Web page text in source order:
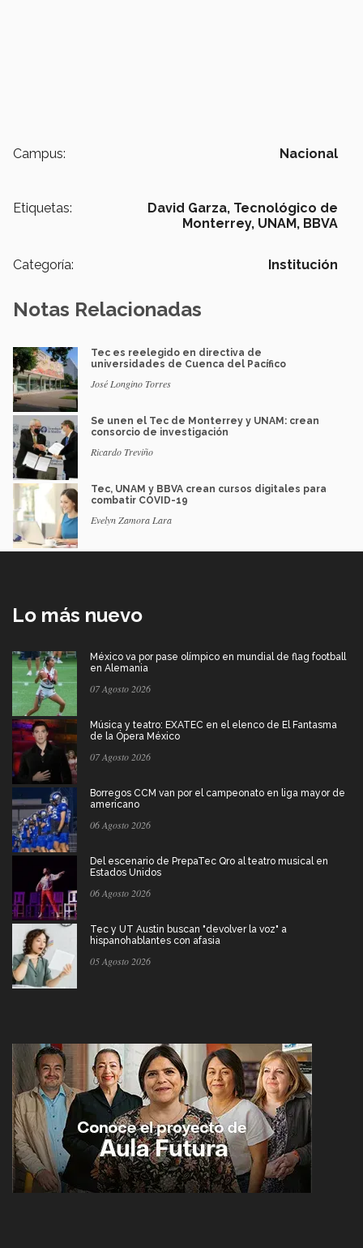
Campus: Nacional
Etiquetas: David Garza, Tecnológico de
Monterrey, UNAM, BBVA
Categoría: Institución
Notas Relacionadas
Tec es reelegido en directiva de
universidades de Cuenca del Pacífico
José Longino Torres
Se unen el Tec de Monterrey y UNAM: crean
consorcio de investigación
Ricardo Treviño
Tec, UNAM y BBVA crean cursos digitales para
combatir COVID-19
Evelyn Zamora Lara
Lo más nuevo
México va por pase olímpico en mundial de flag football
en Alemania
07 Agosto 2026
Música y teatro: EXATEC en el elenco de El Fantasma
de la Ópera México
07 Agosto 2026
Borregos CCM van por el campeonato en liga mayor de
americano
06 Agosto 2026
Del escenario de PrepaTec Qro al teatro musical en
Estados Unidos
06 Agosto 2026
Tec y UT Austin buscan "devolver la voz" a
hispanohablantes con afasia
05 Agosto 2026